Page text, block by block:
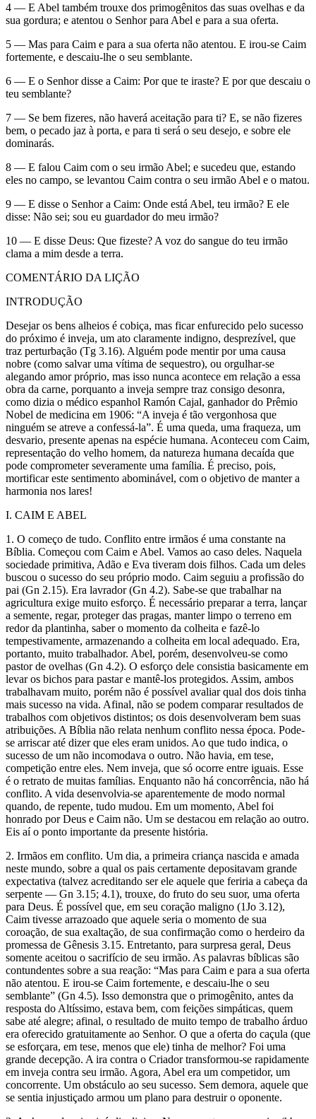
4 — E Abel também trouxe dos primogênitos das suas ovelhas e da
sua gordura; e atentou o Senhor para Abel e para a sua oferta.
5 — Mas para Caim e para a sua oferta não atentou. E irou-se Caim
fortemente, e descaiu-lhe o seu semblante.
6 — E o Senhor disse a Caim: Por que te iraste? E por que descaiu o
teu semblante?
7 — Se bem fizeres, não haverá aceitação para ti? E, se não fizeres
bem, o pecado jaz à porta, e para ti será o seu desejo, e sobre ele
dominarás.
8 — E falou Caim com o seu irmão Abel; e sucedeu que, estando
eles no campo, se levantou Caim contra o seu irmão Abel e o matou.
9 — E disse o Senhor a Caim: Onde está Abel, teu irmão? E ele
disse: Não sei; sou eu guardador do meu irmão?
10 — E disse Deus: Que fizeste? A voz do sangue do teu irmão
clama a mim desde a terra.
COMENTÁRIO DA LIÇÃO
INTRODUÇÃO
Desejar os bens alheios é cobiça, mas ficar enfurecido pelo sucesso
do próximo é inveja, um ato claramente indigno, desprezível, que
traz perturbação (Tg 3.16). Alguém pode mentir por uma causa
nobre (como salvar uma vítima de sequestro), ou orgulhar-se
alegando amor próprio, mas isso nunca acontece em relação a essa
obra da carne, porquanto a inveja sempre traz consigo desonra,
como dizia o médico espanhol Ramón Cajal, ganhador do Prêmio
Nobel de medicina em 1906: “A inveja é tão vergonhosa que
ninguém se atreve a confessá-la”. É uma queda, uma fraqueza, um
desvario, presente apenas na espécie humana. Aconteceu com Caim,
representação do velho homem, da natureza humana decaída que
pode comprometer severamente uma família. É preciso, pois,
mortificar este sentimento abominável, com o objetivo de manter a
harmonia nos lares!
I. CAIM E ABEL
1. O começo de tudo. Conflito entre irmãos é uma constante na
Bíblia. Começou com Caim e Abel. Vamos ao caso deles. Naquela
sociedade primitiva, Adão e Eva tiveram dois filhos. Cada um deles
buscou o sucesso do seu próprio modo. Caim seguiu a profissão do
pai (Gn 2.15). Era lavrador (Gn 4.2). Sabe-se que trabalhar na
agricultura exige muito esforço. É necessário preparar a terra, lançar
a semente, regar, proteger das pragas, manter limpo o terreno em
redor da plantinha, saber o momento da colheita e fazê-lo
tempestivamente, armazenando a colheita em local adequado. Era,
portanto, muito trabalhador. Abel, porém, desenvolveu-se como
pastor de ovelhas (Gn 4.2). O esforço dele consistia basicamente em
levar os bichos para pastar e mantê-los protegidos. Assim, ambos
trabalhavam muito, porém não é possível avaliar qual dos dois tinha
mais sucesso na vida. Afinal, não se podem comparar resultados de
trabalhos com objetivos distintos; os dois desenvolveram bem suas
atribuições. A Bíblia não relata nenhum conflito nessa época. Pode-
se arriscar até dizer que eles eram unidos. Ao que tudo indica, o
sucesso de um não incomodava o outro. Não havia, em tese,
competição entre eles. Nem inveja, que só ocorre entre iguais. Esse
é o retrato de muitas famílias. Enquanto não há concorrência, não há
conflito. A vida desenvolvia-se aparentemente de modo normal
quando, de repente, tudo mudou. Em um momento, Abel foi
honrado por Deus e Caim não. Um se destacou em relação ao outro.
Eis aí o ponto importante da presente história.
2. Irmãos em conflito. Um dia, a primeira criança nascida e amada
neste mundo, sobre a qual os pais certamente depositavam grande
expectativa (talvez acreditando ser ele aquele que feriria a cabeça da
serpente — Gn 3.15; 4.1), trouxe, do fruto do seu suor, uma oferta
para Deus. É possível que, em seu coração maligno (1Jo 3.12),
Caim tivesse arrazoado que aquele seria o momento de sua
coroação, de sua exaltação, de sua confirmação como o herdeiro da
promessa de Gênesis 3.15. Entretanto, para surpresa geral, Deus
somente aceitou o sacrifício de seu irmão. As palavras bíblicas são
contundentes sobre a sua reação: “Mas para Caim e para a sua oferta
não atentou. E irou-se Caim fortemente, e descaiu-lhe o seu
semblante” (Gn 4.5). Isso demonstra que o primogênito, antes da
resposta do Altíssimo, estava bem, com feições simpáticas, quem
sabe até alegre; afinal, o resultado de muito tempo de trabalho árduo
era oferecido gratuitamente ao Senhor. O que a oferta do caçula (que
se esforçara, em tese, menos que ele) tinha de melhor? Foi uma
grande decepção. A ira contra o Criador transformou-se rapidamente
em inveja contra seu irmão. Agora, Abel era um competidor, um
concorrente. Um obstáculo ao seu sucesso. Sem demora, aquele que
se sentia injustiçado armou um plano para destruir o oponente.